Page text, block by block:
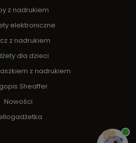
z nadrukiem
elektroniczne
z nadrukiem
dla dzieci
z nadrukiem
Sheaffer
Nowości